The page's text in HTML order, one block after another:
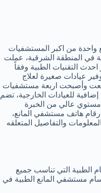
من اكبر المستشفيات
في المنطقة الشرقية، عملت
التقنيات الطبية وفقاً
عيادات صغيرة لعلاج
وأصبحت اربعة مستشفيات
للعيادات الخارجية، تضم
عالي من الخبرة
هاتف مستشفي المانع،
والتفاصيل المتعلقه
الطبية التي تناسب جميع
مستشفي المانع الطبية في